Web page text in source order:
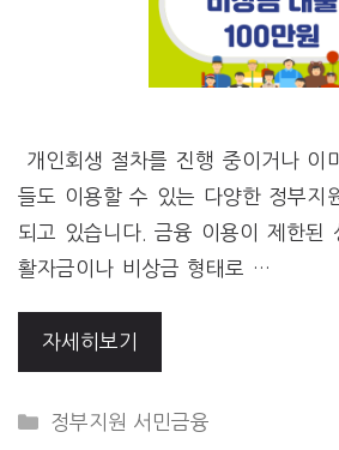
개인회생 절차를 진행 중이거나 이
들도 이용할 수 있는 다양한 정부지
되고 있습니다. 금융 이용이 제한된
활자금이나 비상금 형태로 …
자세히보기
CATEGORIES
정부지원 서민금융